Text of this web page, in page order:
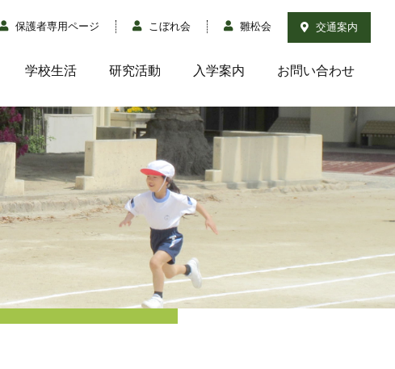
保護者専用ページ こぼれ会 雛松会 交通案内
学校生活 研究活動 入学案内 お問い合わせ